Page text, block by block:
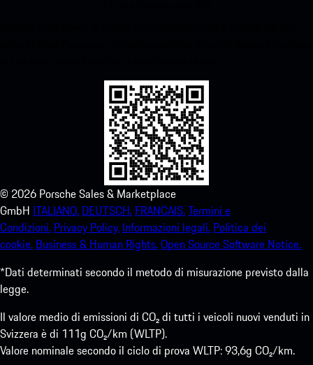
© 2026 Porsche Sales & Marketplace
GmbH ITALIANO. DEUTSCH. FRANCAIS.Termini e
Condizioni. Privacy Policy. Informazioni legali. Politica dei
cookie. Business & Human Rights.Open Source Software Notice.
*Dati determinati secondo il metodo di misurazione previsto dalla
legge.
Il valore medio di emissioni di CO₂ di tutti i veicoli nuovi venduti in
Svizzera è di 111g CO₂/km (WLTP).
Valore nominale secondo il ciclo di prova WLTP: 93,6g CO₂/km.